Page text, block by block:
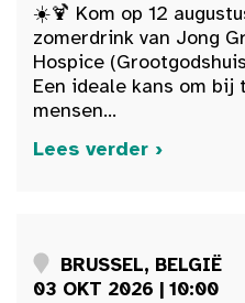
☀️🍹 Kom op 12
zomerdrink van Jong
Hospice
Een ideale kans om bij
mensen...
Lees verder ›
BRUSSEL, BELGIË
03 OKT 2026 | 10:00